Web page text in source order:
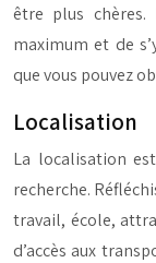
être plus
maximum et de
que vous pouvez
Localisation
La localisation
recherche.
travail, école,
d’accès aux